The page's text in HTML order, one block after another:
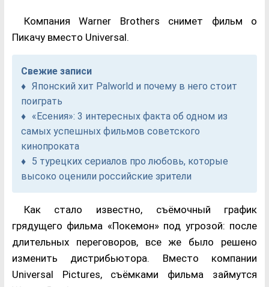
Компания Warner Brothers снимет фильм о
Пикачу вместо Universal.
Свежие записи
Японский хит Palworld и почему в него стоит
поиграть
«Есения»: 3 интересных факта об одном из
самых успешных фильмов советского
кинопроката
5 турецких сериалов про любовь, которые
высоко оценили российские зрители
Как стало известно, съёмочный график
грядущего фильма «Покемон» под угрозой: после
длительных переговоров, все же было решено
изменить дистрибьютора. Вместо компании
Universal Pictures, съёмками фильма займутся